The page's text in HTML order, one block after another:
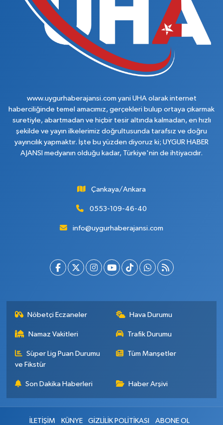
www.uygurhaberajansi.com yani UHA olarak internet
haberciliğinde temel amacımız, gerçekleri bulup ortaya çıkarmak
suretiyle, abartmadan ve hiçbir tesir altında kalmadan, en hızlı
şekilde ve yayın ilkelerimiz doğrultusunda tarafsız ve doğru
yayıncılık yapmaktır. İşte bu yüzden diyoruz ki; UYGUR HABER
AJANSI medyanın olduğu kadar, Türkiye'nin de ihtiyacıdır.
Çankaya/Ankara
0553-109-46-40
info@uygurhaberajansi.com
Nöbetçi Eczaneler Hava Durumu
Namaz Vakitleri Trafik Durumu
Süper Lig Puan Durumu
ve Fikstür
Tüm Manşetler
Son Dakika Haberleri Haber Arşivi
İLETİŞİM KÜNYE GİZLİLİK POLİTİKASI ABONE OL